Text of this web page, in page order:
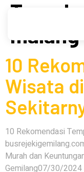
Tag:
malang
10
Wisata
10 Rekomendasi
Murah dan
Gemilang07/30/2024